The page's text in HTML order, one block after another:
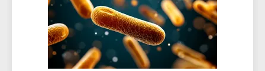
electrónico se incluye un enlace para anular la
suscripción al boletín informativo correspondiente.